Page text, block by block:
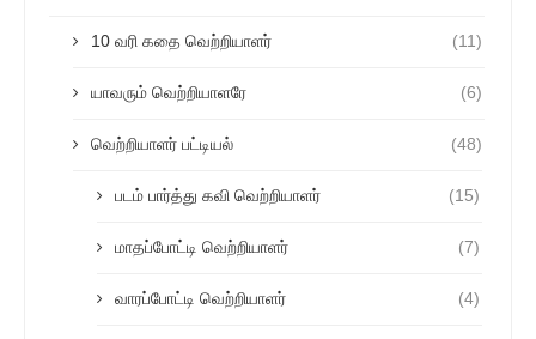
10 வரி கதை வெற்றியாளர் (11)
யாவரும் வெற்றியாளரே (6)
வெற்றியாளர் பட்டியல் (48)
படம் பார்த்து கவி வெற்றியாளர் (15)
மாதப்போட்டி வெற்றியாளர் (7)
வாரப்போட்டி வெற்றியாளர் (4)